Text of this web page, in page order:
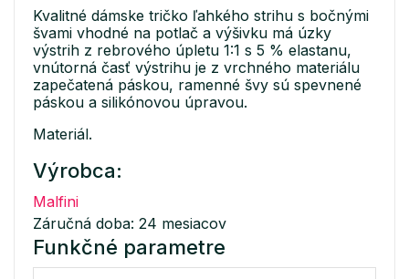
Kvalitné dámske tričko ľahkého strihu s bočnými
švami vhodné na potlač a výšivku má úzky
výstrih z rebrového úpletu 1:1 s 5 % elastanu,
vnútorná časť výstrihu je z vrchného materiálu
zapečatená páskou, ramenné švy sú spevnené
páskou a silikónovou úpravou.
Materiál.
Výrobca:
Malfini
Záručná doba: 24 mesiacov
Funkčné parametre